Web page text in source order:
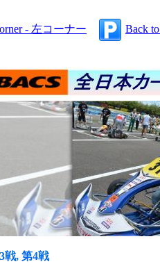
- 左コーナー Back
戦, 第4戦